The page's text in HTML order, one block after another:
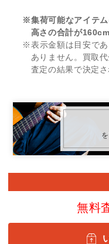
※集荷可能なアイテム
高さの合計が
※表示金額は目安で
ありません。買取
査定の結果で決定さ
無料